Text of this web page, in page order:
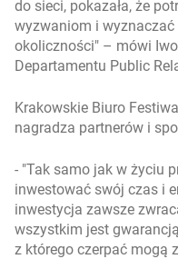
do sieci, pokazała, że
wyzwaniom i wyznaczać
okoliczności – mówi
Departamentu Public
Krakowskie Biuro
nagradza partnerów i
- Tak samo jak w życiu
inwestować swój czas i
inwestycja zawsze
wszystkim jest
z którego czerpać mogą